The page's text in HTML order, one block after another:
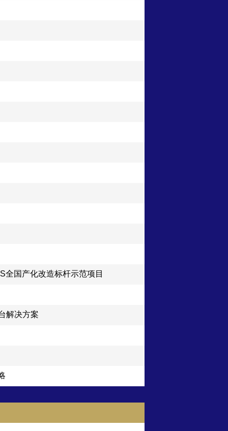
全国产化改造标杆示范项目
解决方案